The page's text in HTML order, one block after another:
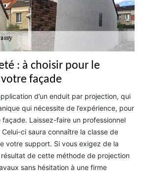
: à choisir pour le
façade
d’un enduit par projection, qui
qui nécessite de l’expérience, pour
Laissez-faire un professionnel
ci saura connaître la classe de
votre support. Si vous exigez de la
de cette méthode de projection
sans hésitation à une firme